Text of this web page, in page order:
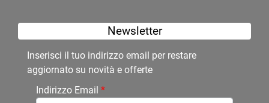
Newsletter
Inserisci il tuo indirizzo email per restare
aggiornato su novità e offerte
Indirizzo Email *